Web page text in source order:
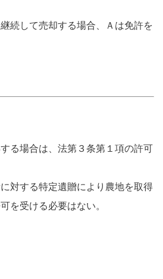
続して売却する場合、Ａは免許を
る場合は、法第３条第１項の許可
対する特定遺贈により農地を取得
を受ける必要はない。